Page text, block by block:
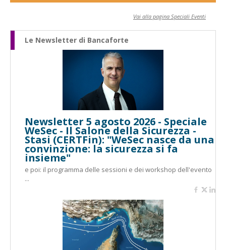
Vai alla pagina Speciali Eventi
Le Newsletter di Bancaforte
Newsletter 5 agosto 2026 - Speciale
WeSec - Il Salone della Sicurezza -
Stasi (CERTFin): "WeSec nasce da una
convinzione: la sicurezza si fa
insieme"
e poi: il programma delle sessioni e dei workshop dell'evento
...